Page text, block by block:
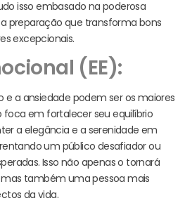
isso embasado na poderosa
a preparação que transforma bons
excepcionais.
(EE):
e a ansiedade podem ser os maiores
foca em fortalecer seu equilíbrio
a elegância e a serenidade em
um público desafiador ou
Isso não apenas o tornará
também uma pessoa mais
da vida.